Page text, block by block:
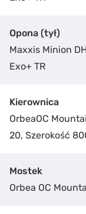
Opona (tył)
Maxxis Minion
Exo+ TR
Kierownica
OrbeaOC
20, Szerokość
Mostek
Orbea OC